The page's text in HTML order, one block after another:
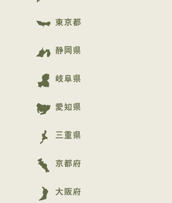
東京都
静岡県
岐阜県
愛知県
三重県
京都府
大阪府